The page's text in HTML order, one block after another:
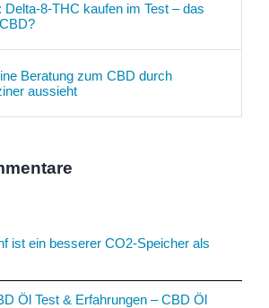
Delta-8-THC kaufen im Test – das
Beratung zum CBD durch
aussieht
ist ein besserer CO2-Speicher als
Öl Test & Erfahrungen – CBD Öl